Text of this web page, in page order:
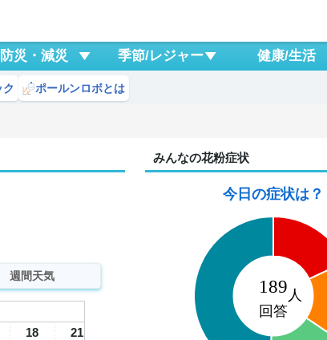
防災・減災 季節/レジャー 健康/生活
ポールンロボとは
週間天気
18 21 9 12
みんなの花粉症状
今日の症状は？